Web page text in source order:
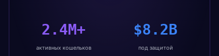
2.4M+
активных кошельков
$8.2B
под защитой